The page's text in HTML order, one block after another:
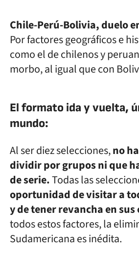
Chile-Perú-Bolivia, duelo
Por factores geográficos e
como el de chilenos y
morbo, al igual que con
El formato ida y vuelta,
mundo:
Al ser diez selecciones,no
dividir por grupos ni que
de serie.Todas las
oportunidad de visitar a
y de tener revancha en sus
todos estos factores, la
Sudamericana es inédita.